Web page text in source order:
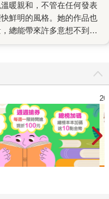
暖親和，不管在任何發表
鮮明的風格。她的作品也
總能帶來許多意想不到的
模樣，內心五味雜陳的心
神之鄉》的故事如同日常
失和老爸的賭氣行為、陳
童年玩伴一心的義氣相
印在所有人心中，綻放在
乎就像是神明指引著回家
屬於自己的回憶、自己的
取材，跟著左萱親自去了大
關聖帝君聖誕遶境慶典，